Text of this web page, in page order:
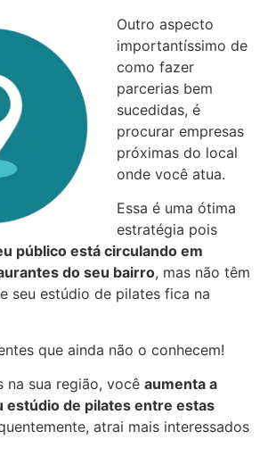
Outro aspecto
importantíssimo de
como fazer
parcerias bem
sucedidas, é
procurar empresas
próximas do local
onde você atua.
Essa é uma ótima
estratégia pois
público está circulando em
do seu bairro, mas não têm
seu estúdio de pilates fica na
que ainda não o conhecem!
na sua região, você aumenta a
estúdio de pilates entre estas
atrai mais interessados